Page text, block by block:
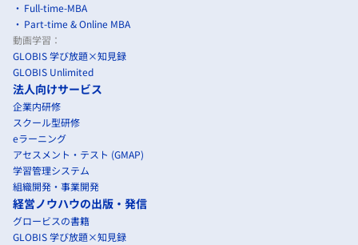
Full-time-MBA
Part-time & Online MBA
動画学習：
GLOBIS 学び放題×知見録
GLOBIS Unlimited
法人向けサービス
企業内研修
スクール型研修
eラーニング
アセスメント・テスト (GMAP)
学習管理システム
組織開発・事業開発
経営ノウハウの出版・発信
グロービスの書籍
GLOBIS 学び放題×知見録